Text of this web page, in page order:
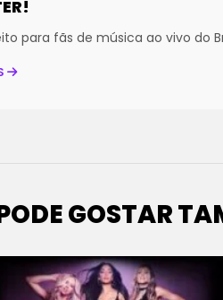
para fãs de música ao vivo do
GOSTAR